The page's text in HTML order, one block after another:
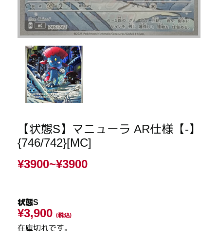
【状態S】マニューラ AR仕様【-】
{746/742}[MC]
¥3900~¥3900
状態S
¥3,900 (税込)
在庫切れです。